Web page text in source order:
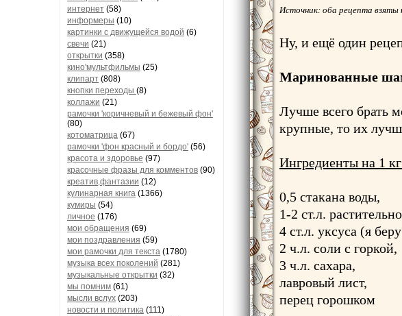
интернет (58)
информеры (10)
картинки с движущейся водой (6)
свечи (21)
открытки (358)
кино'мультфильмы (25)
клипарт (808)
кнопки переходы (8)
коллажи (21)
рамочки 'коричневый и бежевый фон'
(80)
котоматрица (67)
рамочки 'фон красный и бордо' (56)
красота и здоровье (97)
красочные фразы для комментов (90)
креатив,фантазии (12)
кулинарная книга (1366)
кумиры (54)
личное (176)
мои обращения (69)
мои поздравления (59)
мои рамочки для текста (1780)
музыка всех поколений (281)
музыкальные открытки (32)
мы помним (61)
мысли вслух (203)
новости и политика (111)
Источник: оба рецепта взяты
Ну, и ещё один
Маринованные
Лучше всего брать
крупные, то их
Ингредиенты на 1
0,5 стакана воды,
1-2 ст.л.
4 ст.л. уксуса (я
2 ч.л. соли с горкой,
3 ч.л. сахара,
лавровый лист,
перец горошком